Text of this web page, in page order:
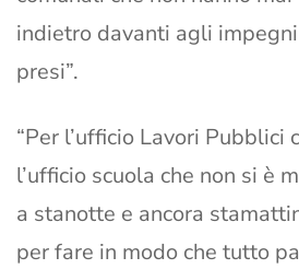
indietro davanti agli
presi”.
“Per l’ufficio Lavori Pubblici
l’ufficio scuola che non si è
a stanotte e ancora
per fare in modo che tutto